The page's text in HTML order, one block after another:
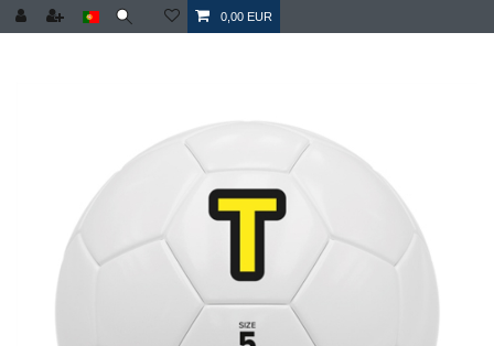
0,00 EUR